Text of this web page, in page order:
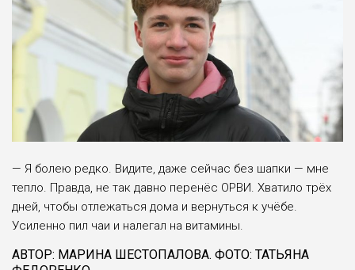
— Я болею редко. Видите, даже сейчас без шапки — мне
тепло. Правда, не так давно перенёс ОРВИ. Хватило трёх
дней, чтобы отлежаться дома и вернуться к учёбе.
Усиленно пил чаи и налегал на витамины.
АВТОР: МАРИНА ШЕСТОПАЛОВА. ФОТО: ТАТЬЯНА